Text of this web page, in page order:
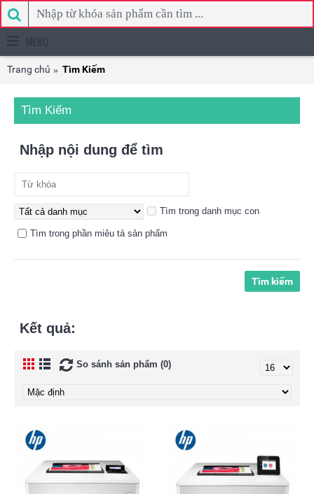
Trang chủ Tìm Kiếm
Tìm Kiếm
Nhập nội dung để tìm
Tìm trong danh mục con
Tìm trong phần miêu tả sản phẩm
Kết quả:
So sánh sản phẩm (0)